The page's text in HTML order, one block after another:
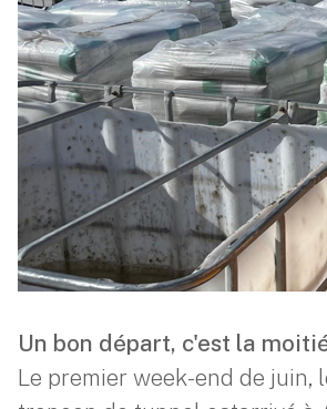
Un bon départ, c'est la
Le premier week-end de juin,